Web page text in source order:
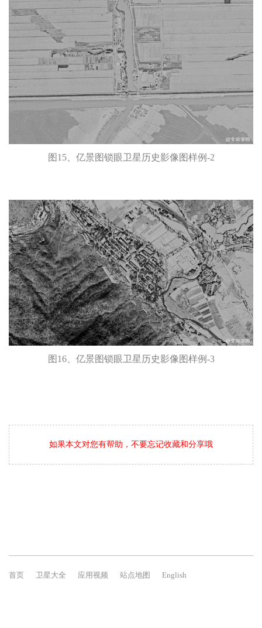
图15、亿景图锁眼卫星历史影像图样例-2
图16、亿景图锁眼卫星历史影像图样例-3
如果本文对您有帮助，不要忘记收藏和分享哦
首页 卫星大全 应用视频 站点地图 English